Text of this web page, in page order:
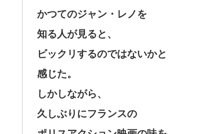
かつてのジャン・レノを
知る人が見ると、
ビックリするのではないかと
感じた。
しかしながら、
久しぶりにフランスの